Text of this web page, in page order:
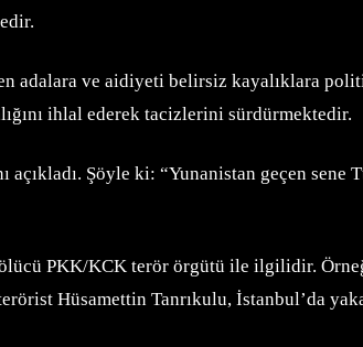
adalara ve aidiyeti belirsiz kayalıklara
ihlal ederek tacizlerini sürdürmektedir.
açıkladı. Şöyle ki: “Yunanistan geçen
PKK/KCK terör örgütü ile ilgilidir.
Hüsamettin Tanrıkulu, İstanbul’da